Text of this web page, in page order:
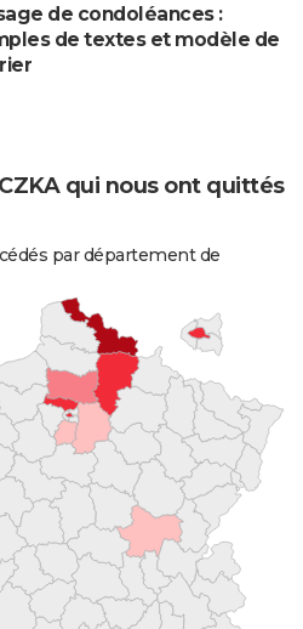
de condoléances :
de textes et modèle de
qui nous ont quittés
par département de